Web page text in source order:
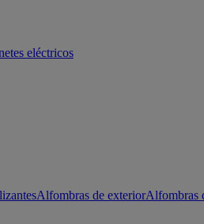
eléctricos
Alfombras de exteriorAlfombras